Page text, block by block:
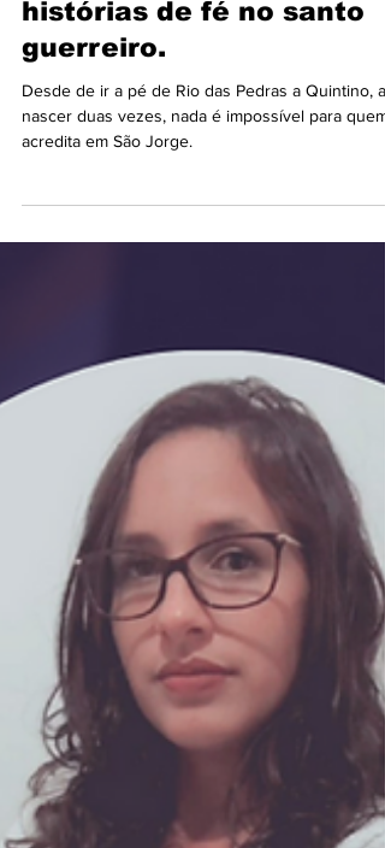
Fernanda Calé
23 de abr. de 2021
23 de Abril: Conheça
histórias de fé no santo
nascer duas vezes, nada é impossível para quem